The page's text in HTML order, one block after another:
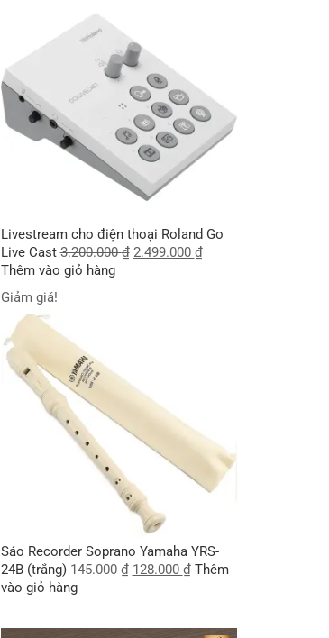
Livestream cho điện thoại Roland Go
Live Cast 3.200.000₫ 2.499.000 ₫
Thêm vào giỏ hàng
Giảm giá!
Sáo Recorder Soprano Yamaha YRS-
24B (trắng) 145.000₫ 128.000 ₫ Thêm
vào giỏ hàng